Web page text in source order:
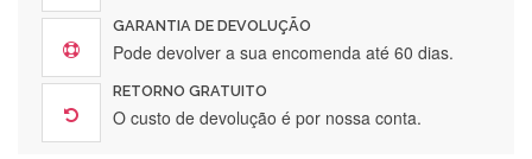
GARANTIA DE DEVOLUÇÃO
Pode devolver a sua encomenda até 60 dias.
RETORNO GRATUITO
O custo de devolução é por nossa conta.